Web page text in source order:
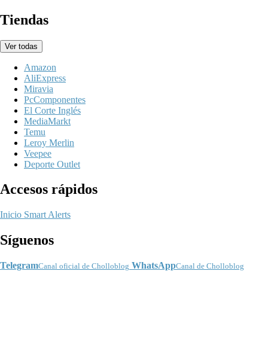
Tiendas
Ver todas
Amazon
AliExpress
Miravia
PcComponentes
El Corte Inglés
MediaMarkt
Temu
Leroy Merlin
Veepee
Deporte Outlet
Accesos rápidos
Inicio Smart Alerts
Síguenos
TelegramCanal oficial de Cholloblog WhatsAppCanal de Cholloblog